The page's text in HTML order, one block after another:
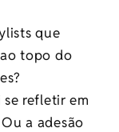
que
topo do
refletir em
a adesão